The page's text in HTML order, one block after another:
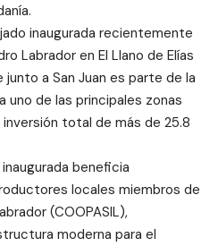
inaugurada recientemente
Labrador en El Llano de Elías
junto a San Juan es parte de la
uno de las principales zonas
total de más de 25.8
beneficia
locales miembros de
(COOPASIL),
moderna para el